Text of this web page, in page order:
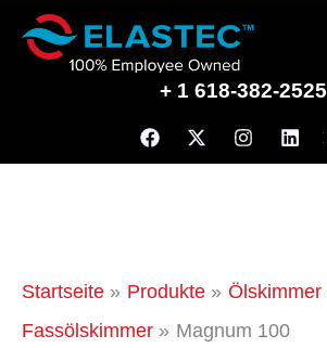
Zum
Inhalt
+ 1 618-382-2525
Startseite Produkte
Ölskimmer
Fassölskimmer
Magnum 100